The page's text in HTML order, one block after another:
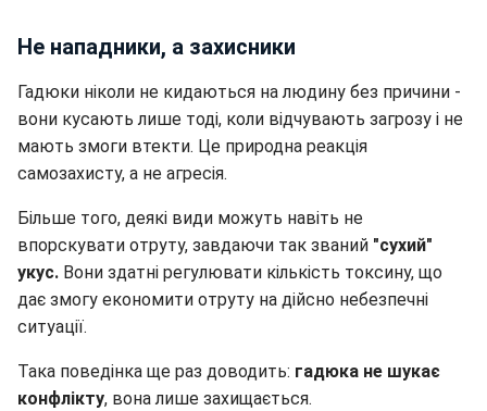
Не нападники, а захисники
Гадюки ніколи не кидаються на людину без причини -
вони кусають лише тоді, коли відчувають загрозу і не
мають змоги втекти. Це природна реакція
самозахисту, а не агресія.
Більше того, деякі види можуть навіть не
впорскувати отруту, завдаючи так званий "сухий"
укус. Вони здатні регулювати кількість токсину, що
дає змогу економити отруту на дійсно небезпечні
ситуації.
Така поведінка ще раз доводить: гадюка не шукає
конфлікту, вона лише захищається.